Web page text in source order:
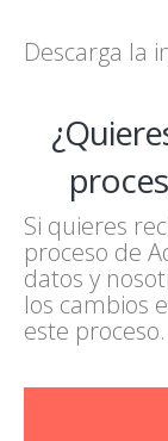
Descarga la
Si quieres
proceso de
datos y
los cambios
este proceso.